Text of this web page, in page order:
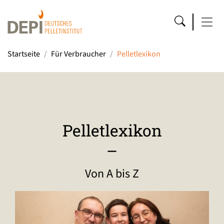
Startseite Für Verbraucher Pelletlexikon
Pelletlexikon
–
Von A bis Z